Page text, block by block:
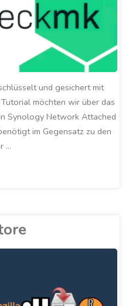
und gesichert mit
möchten wir über das
Synology Network Attached
im Gegensatz zu den
…